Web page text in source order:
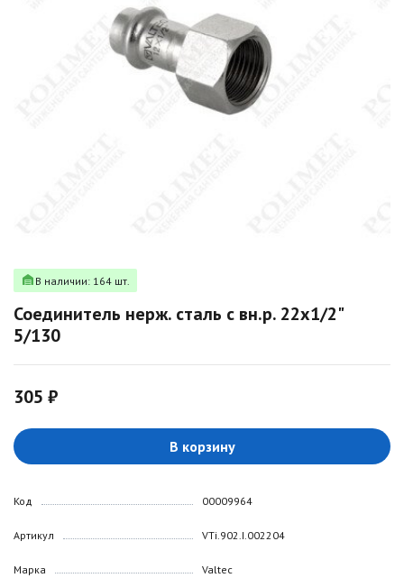
В наличии: 164 шт.
Соединитель нерж. сталь с вн.р. 22х1/2"
5/130
305 ₽
В корзину
Код
Артикул
Марка
00009964
VTi.902.I.002204
Valtec